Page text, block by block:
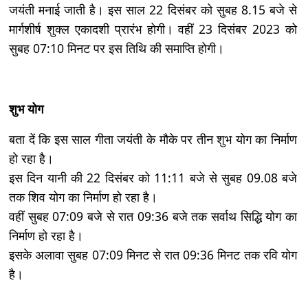
जयंती मनाई जाती है। इस साल 22 दिसंबर को सुबह 8.15 बजे से
मार्गशीर्ष शुक्ल एकादशी प्रारंभ होगी। वहीं 23 दिसंबर 2023 को
सुबह 07:10 मिनट पर इस तिथि की समाप्ति होगी।
शुभ योग
बता दें कि इस साल गीता जयंती के मौके पर तीन शुभ योग का निर्माण
हो रहा है।
इस दिन यानी की 22 दिसंबर को 11:11 बजे से सुबह 09.08 बजे
तक शिव योग का निर्माण हो रहा है।
वहीं सुबह 07:09 बजे से रात 09:36 बजे तक सर्वाथ सिद्धि योग का
निर्माण हो रहा है।
इसके अलावा सुबह 07:09 मिनट से रात 09:36 मिनट तक रवि योग
है।